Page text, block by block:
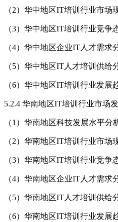
（2）华中地区IT培训行业市场
（3）华中地区IT培训行业竞争
（4）华中地区企业IT人才需求
（5）华中地区IT人才培训供给
（6）华中地区IT培训行业发展
5.2.4 华南地区IT培训行业市场
（1）华南地区科技发展水平分
（2）华南地区IT培训行业市场
（3）华南地区IT培训行业竞争
（4）华南地区企业IT人才需求
（5）华南地区IT人才培训供给
（6）华南地区IT培训行业发展